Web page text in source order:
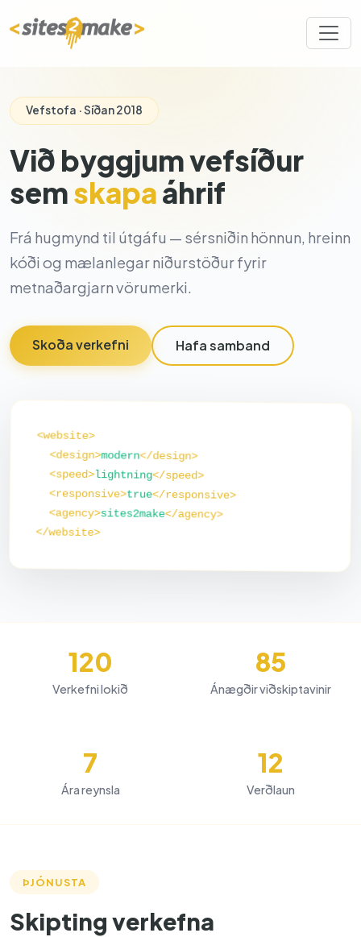
Vefstofa · Síðan 2018
Við byggjum vefsíður
semskapaáhrif
Frá hugmynd til útgáfu — sérsniðin hönnun, hreinn
kóði og mælanlegar niðurstöður fyrir
metnaðargjarn vörumerki.
Skoða verkefni Hafa samband
<website>
<design>modern</design>
<speed>lightning</speed>
<responsive>true</responsive>
<agency>sites2make</agency>
</website>
120
Verkefni lokið
85
Ánægðir viðskiptavinir
7
Ára reynsla
12
Verðlaun
ÞJÓNUSTA
Skipting verkefna